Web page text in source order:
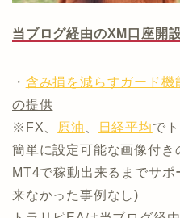
当ブログ経由のXM口座開
・ 含み損を減らすガード
の提供
※FX、
原油 日経平均で
簡単に設定可能な画像付き
MT4で稼動出来るまでサ
来なかった事例なし)